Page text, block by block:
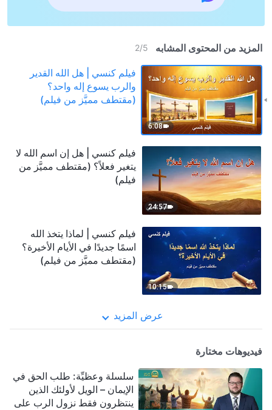
المزيد من المحتوى المشابه 2/5
6:08
فيلم كنسي | هل الله القدير
والرب يسوع إله واحد؟
(مقتطف مميَّز من فيلم)
24:57
فيلم كنسي | هل إن اسم الله لا
يتغير فعلاً؟ (مقتطف مميَّز من
فيلم)
10:15
فيلم كنسي | لماذا يتخذ الله
اسمًا جديدًا في الأيام الأخيرة؟
(مقتطف مميَّز من فيلم)
عرض المزيد
فيديوهات مختارة
سلسلة وعظيِّة: طلب الحق في
الإيمان – الويل لأولئك الذين
ينتظرون فقط نزول الرب على